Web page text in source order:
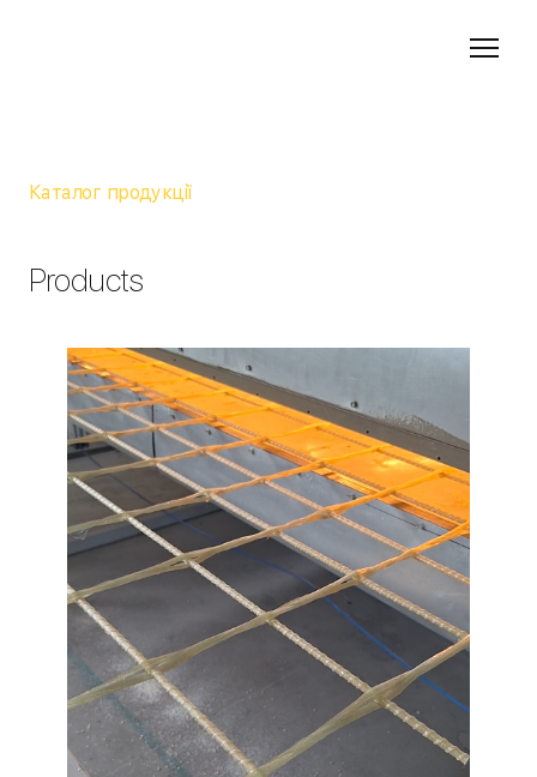
Каталог продукції
Products